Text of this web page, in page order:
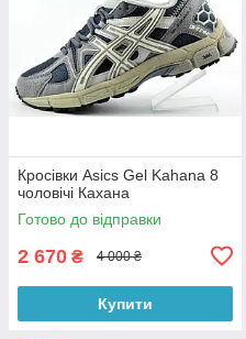
Кросівки Asics Gel Kahana 8
чоловічі Кахана
Готово до відправки
2 670 ₴ 4 000 ₴
Купити